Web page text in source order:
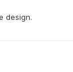
design.